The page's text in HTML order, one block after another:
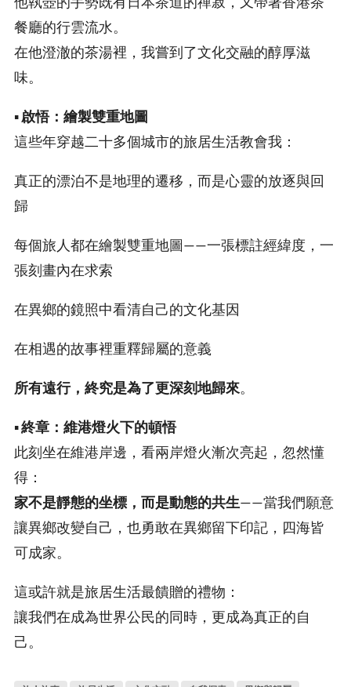
餐廳的行雲流水。
在他澄澈的茶湯裡，我嘗到了文化交融的醇厚滋
味。
▪️啟悟：繪製雙重地圖
這些年穿越二十多個城市的旅居生活教會我：
真正的漂泊不是地理的遷移，而是心靈的放逐與回
歸
每個旅人都在繪製雙重地圖——一張標註經緯度，一
張刻畫內在求索
在異鄉的鏡照中看清自己的文化基因
在相遇的故事裡重釋歸屬的意義
所有遠行，終究是為了更深刻地歸來。
▪️終章：維港燈火下的頓悟
此刻坐在維港岸邊，看兩岸燈火漸次亮起，忽然懂
得：
家不是靜態的坐標，而是動態的共生——當我們願意
讓異鄉改變自己，也勇敢在異鄉留下印記，四海皆
可成家。
這或許就是旅居生活最饋贈的禮物：
讓我們在成為世界公民的同時，更成為真正的自
己。